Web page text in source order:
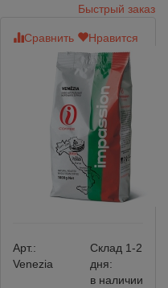
Быстрый заказ
Сравнить Нравится
Арт.:
Venezia
Склад 1-2
дня:
в наличии